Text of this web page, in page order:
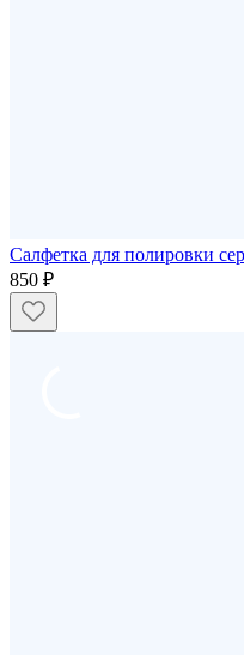
Салфетка для полировки
850 ₽